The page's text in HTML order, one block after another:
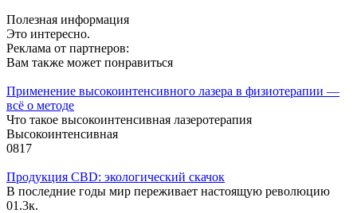
Полезная информация
Это интересно.
Реклама от партнеров:
Вам также может понравиться
Применение высокоинтенсивного лазера в физиотерапии —
всё о методе
Что такое высокоинтенсивная лазеротерапия
Высокоинтенсивная
0817
Продукция CBD: экологический скачок
В последние годы мир переживает настоящую революцию
01.3к.